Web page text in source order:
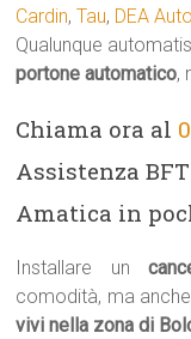
Cardin,Tau, DEA
Qualunque
portone automatico,
Chiama ora al
Assistenza
Amatica in
Installare un
comodità, ma anche
vivi nella zona di